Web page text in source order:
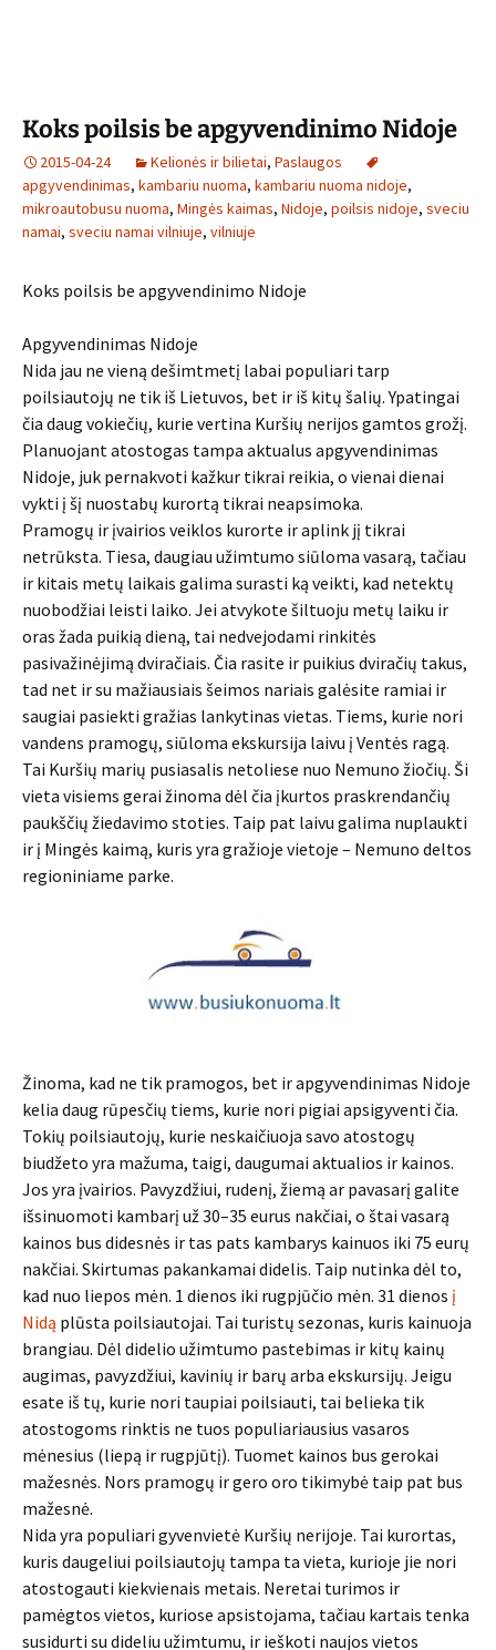
Koks poilsis be apgyvendinimo Nidoje
2015-04-24 Kelionės ir bilietai, Paslaugos
apgyvendinimas, kambariu nuoma, kambariu nuoma nidoje,
mikroautobusu nuoma, Mingės kaimas, Nidoje, poilsis nidoje, sveciu
namai, sveciu namai vilniuje, vilniuje
Koks poilsis be apgyvendinimo Nidoje
Apgyvendinimas Nidoje
Nida jau ne vieną dešimtmetį labai populiari tarp
poilsiautojų ne tik iš Lietuvos, bet ir iš kitų šalių. Ypatingai
čia daug vokiečių, kurie vertina Kuršių nerijos gamtos grožį.
Planuojant atostogas tampa aktualus apgyvendinimas
Nidoje, juk pernakvoti kažkur tikrai reikia, o vienai dienai
vykti į šį nuostabų kurortą tikrai neapsimoka.
Pramogų ir įvairios veiklos kurorte ir aplink jį tikrai
netrūksta. Tiesa, daugiau užimtumo siūloma vasarą, tačiau
ir kitais metų laikais galima surasti ką veikti, kad netektų
nuobodžiai leisti laiko. Jei atvykote šiltuoju metų laiku ir
oras žada puikią dieną, tai nedvejodami rinkitės
pasivažinėjimą dviračiais. Čia rasite ir puikius dviračių takus,
tad net ir su mažiausiais šeimos nariais galėsite ramiai ir
saugiai pasiekti gražias lankytinas vietas. Tiems, kurie nori
vandens pramogų, siūloma ekskursija laivu į Ventės ragą.
Tai Kuršių marių pusiasalis netoliese nuo Nemuno žiočių. Ši
vieta visiems gerai žinoma dėl čia įkurtos praskrendančių
paukščių žiedavimo stoties. Taip pat laivu galima nuplaukti
ir į Mingės kaimą, kuris yra gražioje vietoje – Nemuno deltos
regioniniame parke.
Žinoma, kad ne tik pramogos, bet ir apgyvendinimas Nidoje
kelia daug rūpesčių tiems, kurie nori pigiai apsigyventi čia.
Tokių poilsiautojų, kurie neskaičiuoja savo atostogų
biudžeto yra mažuma, taigi, daugumai aktualios ir kainos.
Jos yra įvairios. Pavyzdžiui, rudenį, žiemą ar pavasarį galite
išsinuomoti kambarį už 30–35 eurus nakčiai, o štai vasarą
kainos bus didesnės ir tas pats kambarys kainuos iki 75 eurų
nakčiai. Skirtumas pakankamai didelis. Taip nutinka dėl to,
kad nuo liepos mėn. 1 dienos iki rugpjūčio mėn. 31 dienos į
Nidą plūsta poilsiautojai. Tai turistų sezonas, kuris kainuoja
brangiau. Dėl didelio užimtumo pastebimas ir kitų kainų
augimas, pavyzdžiui, kavinių ir barų arba ekskursijų. Jeigu
esate iš tų, kurie nori taupiai poilsiauti, tai belieka tik
atostogoms rinktis ne tuos populiariausius vasaros
mėnesius (liepą ir rugpjūtį). Tuomet kainos bus gerokai
mažesnės. Nors pramogų ir gero oro tikimybė taip pat bus
mažesnė.
Nida yra populiari gyvenvietė Kuršių nerijoje. Tai kurortas,
kuris daugeliui poilsiautojų tampa ta vieta, kurioje jie nori
atostogauti kiekvienais metais. Neretai turimos ir
pamėgtos vietos, kuriose apsistojama, tačiau kartais tenka
susidurti su dideliu užimtumu, ir ieškoti naujos vietos